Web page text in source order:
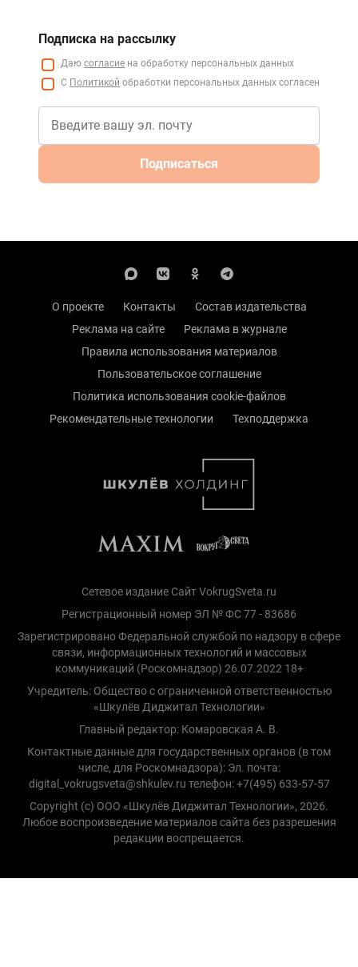
Подписка на рассылку
Даю согласие на обработку персональных данных
С Политикой обработки персональных данных согласен
Подписаться
О проекте Контакты
Состав издательства
Реклама на сайте
Реклама в журнале
Правила использования материалов
Пользовательское соглашение
Политика использования cookie-файлов
Рекомендательные технологии
Техподдержка
Сетевое издание Сайт VokrugSveta.ru
Регистрационный номер ЭЛ № ФС 77 - 83686
Зарегистрировано Федеральной службой по надзору в сфере
связи, информационных технологий и массовых
коммуникаций (Роскомнадзор) 26.07.2022 18+
Учредитель: Общество с ограниченной ответственностью
«Шкулёв Диджитал Технологии»
Главный редактор: Комаровская А. В.
Контактные данные для государственных органов (в том
числе, для Роскомнадзора): Эл. почта:
digital_vokrugsveta@shkulev.ru телефон: +7(495) 633-57-57
Copyright (с) ООО «Шкулёв Диджитал Технологии», 2026.
Любое воспроизведение материалов сайта без разрешения
редакции воспрещается.